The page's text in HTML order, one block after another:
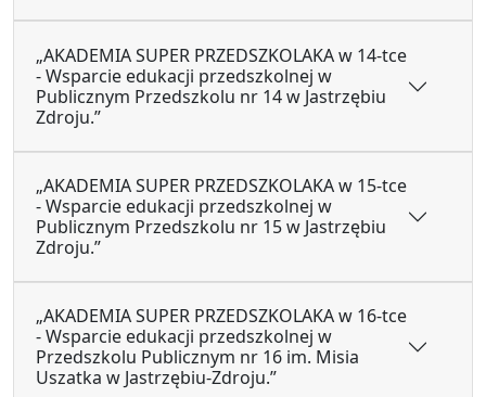
„AKADEMIA SUPER PRZEDSZKOLAKA w 14-tce
- Wsparcie edukacji przedszkolnej w
Publicznym Przedszkolu nr 14 w Jastrzębiu
Zdroju.”
„AKADEMIA SUPER PRZEDSZKOLAKA w 15-tce
- Wsparcie edukacji przedszkolnej w
Publicznym Przedszkolu nr 15 w Jastrzębiu
Zdroju.”
„AKADEMIA SUPER PRZEDSZKOLAKA w 16-tce
- Wsparcie edukacji przedszkolnej w
Przedszkolu Publicznym nr 16 im. Misia
Uszatka w Jastrzębiu-Zdroju.”